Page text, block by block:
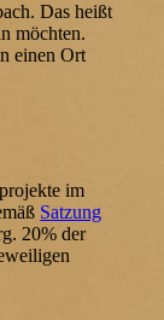
Das heißt
möchten.
einen Ort
im
Satzung
20% der